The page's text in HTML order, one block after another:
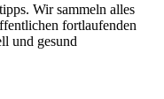
Wir sammeln alles
fortlaufenden
und gesund